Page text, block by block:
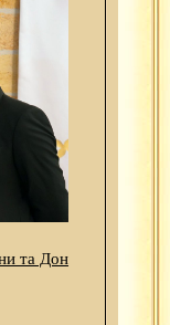
та Дон